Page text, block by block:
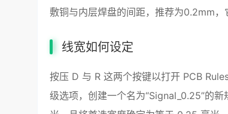
敷铜与内层焊盘的间距，推荐为0.2mm，
线宽如何设定
按压 D 与 R 这两个按键以打开 PCB
级选项，创建一个名为“Signal_0.25”的